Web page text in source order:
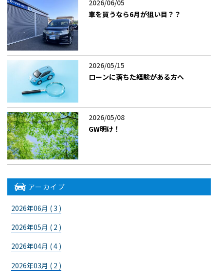
2026/06/05
車を買うなら6月が狙い目？？
2026/05/15
ローンに落ちた経験がある方へ
2026/05/08
GW明け！
アーカイブ
2026年06月 ( 3 )
2026年05月 ( 2 )
2026年04月 ( 4 )
2026年03月 ( 2 )